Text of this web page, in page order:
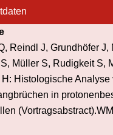
Reindl J, Grundhöfer J,
Müller S, Rudigkeit S,
Histologische Analyse
in